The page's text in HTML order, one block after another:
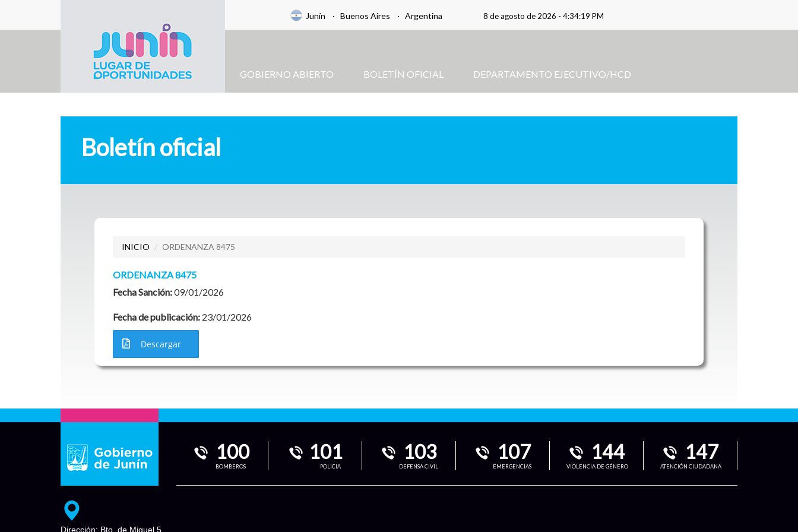
Gobierno de
Junín
Junín · Buenos Aires · Argentina 8 de agosto de 2026 -4:34:19 PM
GOBIERNO ABIERTO BOLETÍN OFICIAL DEPARTAMENTO EJECUTIVO/HCD
Boletín oficial
INICIO ORDENANZA 8475
ORDENANZA 8475
Fecha Sanción:09/01/2026
Fecha de publicación: 23/01/2026
Descargar
100
BOMBEROS
101
POLICIA
103
DEFENSA CIVIL
107
EMERGENCIAS
144
VIOLENCIA DE GÉNERO
147
ATENCIÓN CIUDADANA
Dirección: Bto. de Miguel 5